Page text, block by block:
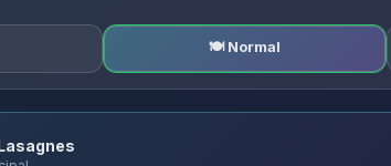
🍽️ Normal